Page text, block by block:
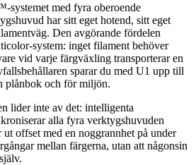
systemet med fyra oberoende
har sitt eget hotend, sitt eget
Den avgörande fördelen
system: inget filament behöver
vid varje färgväxling transporterar en
sparar du med U1 upp till
plånbok och för miljön.
lider inte av det: intelligenta
alla fyra verktygshuvuden
offset med en noggrannhet på under
mellan färgerna, utan att någonsin